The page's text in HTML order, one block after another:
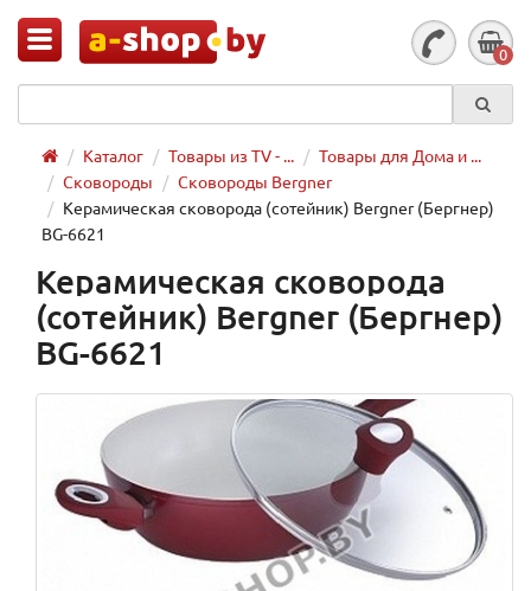
0
Каталог Товары из TV - ...
Товары для Дома и ...
Сковороды
Сковороды Bergner
Керамическая сковорода (сотейник) Bergner (Бергнер)
BG-6621
Керамическая сковорода
(сотейник) Bergner (Бергнер)
BG-6621